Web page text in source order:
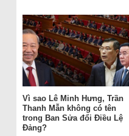
Vì sao Lê Minh Hưng, Trần
Thanh Mẫn không có tên
trong Ban Sửa đổi Điều Lệ
Đảng?